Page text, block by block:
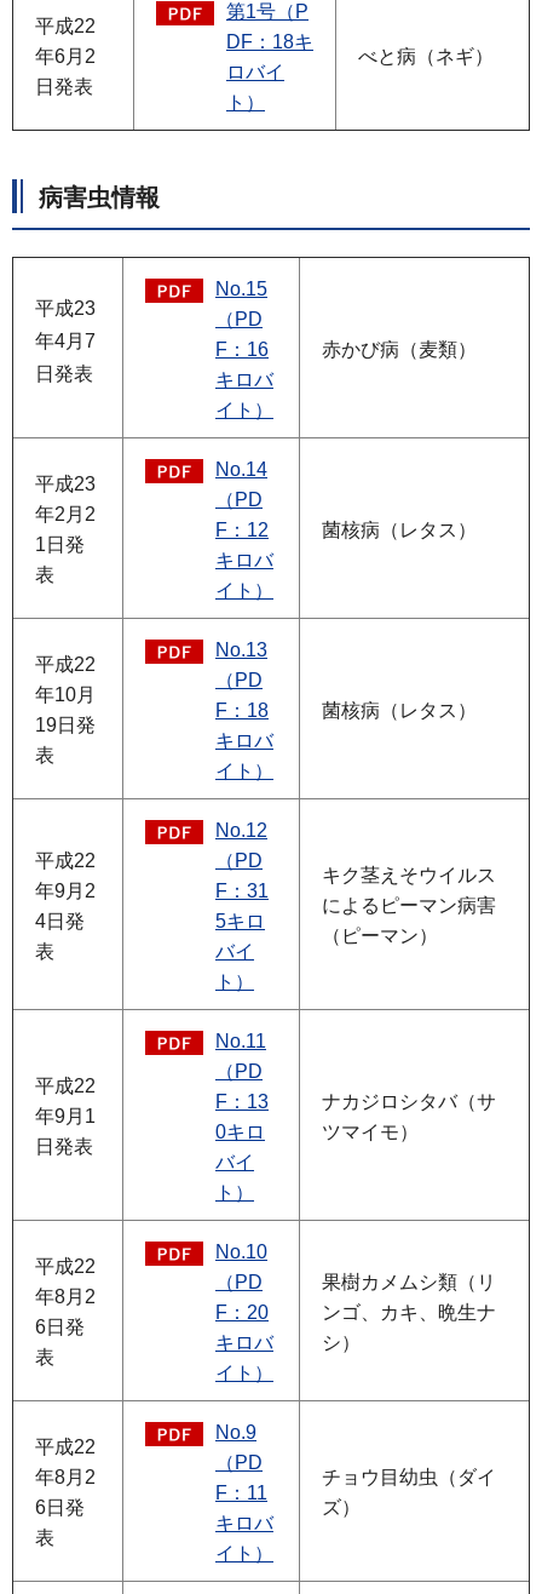
平成22
年6月2
日発表
第1号（P
DF：18キ
ロバイ
ト）
べと病（ネギ）
病害虫情報
平成23
年4月7
日発表
No.15
（PD
F：16
キロバ
イト）
赤かび病（麦類）
平成23
年2月2
1日発
表
No.14
（PD
F：12
キロバ
イト）
菌核病（レタス）
平成22
年10月
19日発
表
No.13
（PD
F：18
キロバ
イト）
菌核病（レタス）
平成22
年9月2
4日発
表
No.12
（PD
F：31
5キロ
バイ
ト）
キク茎えそウイルス
によるピーマン病害
（ピーマン）
平成22
年9月1
日発表
No.11
（PD
F：13
0キロ
バイ
ト）
ナカジロシタバ（サ
ツマイモ）
平成22
年8月2
6日発
表
No.10
（PD
F：20
キロバ
イト）
果樹カメムシ類（リ
ンゴ、カキ、晩生ナ
シ）
平成22
年8月2
6日発
表
No.9
（PD
F：11
キロバ
イト）
チョウ目幼虫（ダイ
ズ）